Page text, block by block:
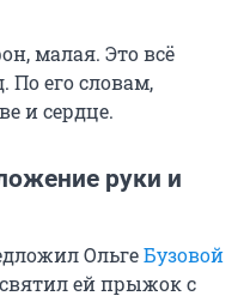
малая. Это всё
По его словам,
и сердце.
руки и
ОльгеБузовой
ей прыжок с